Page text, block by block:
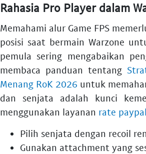
Rahasia Pro Player dalam
Memahami alur Game FPS
posisi saat bermain Warzone
pemula sering mengabaikan
membaca panduan tentang
Menang RoK 2026 untuk
dan senjata adalah kunci
menggunakan layanan rate
Pilih senjata dengan recoil
Gunakan attachment yang